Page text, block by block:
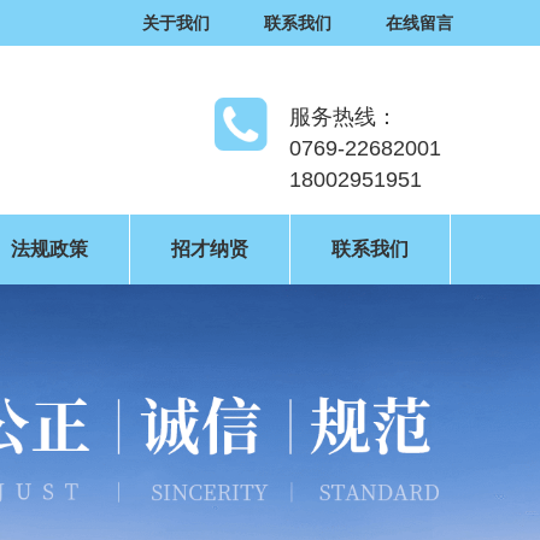
关于我们 联系我们 在线留言
服务热线：
0769-22682001
18002951951
法规政策 招才纳贤 联系我们